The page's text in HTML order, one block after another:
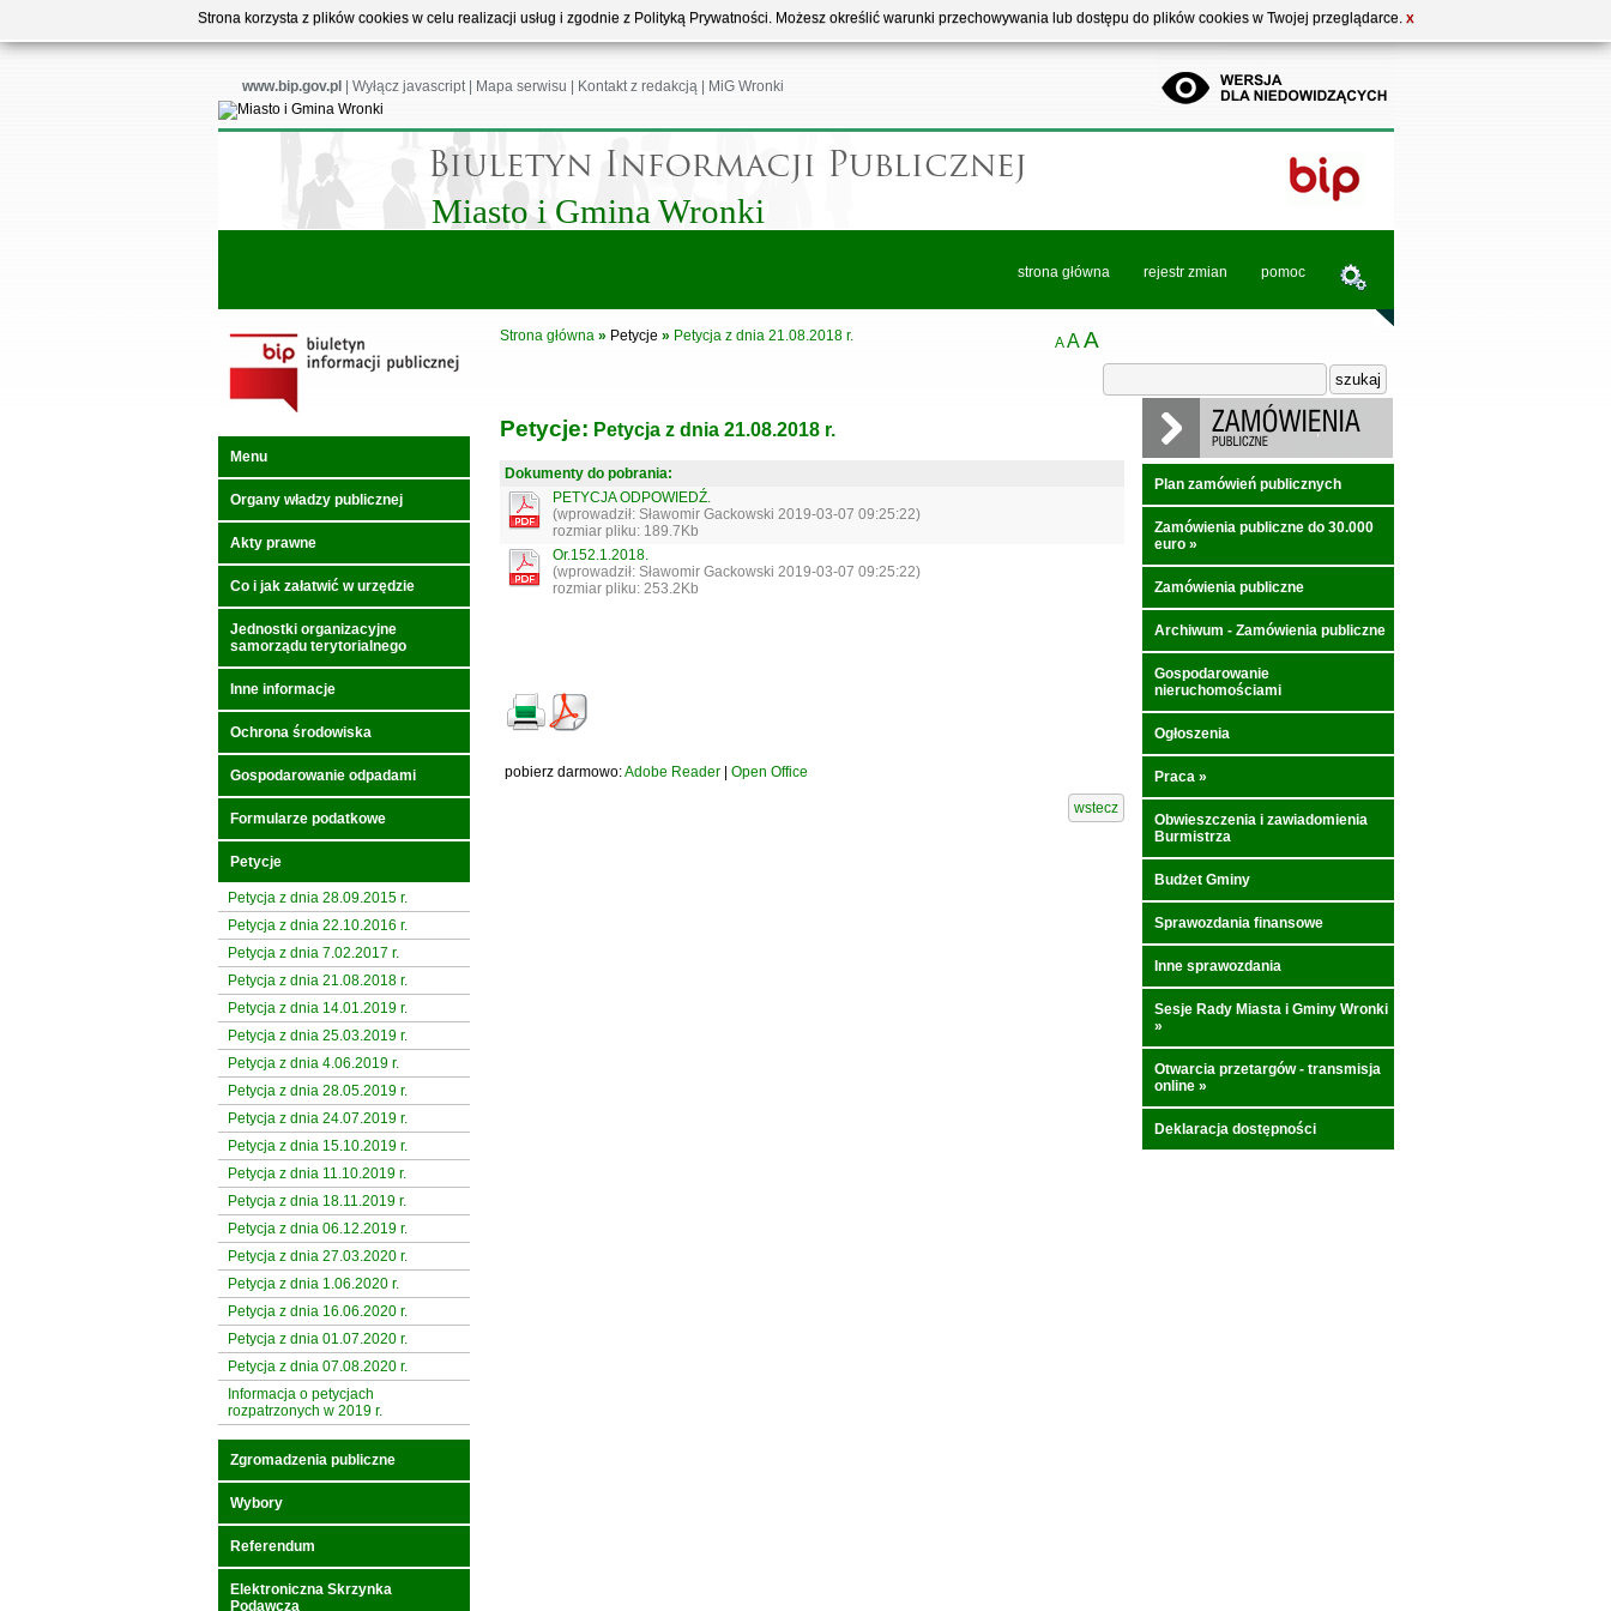
Strona korzysta z plików cookies w celu realizacji usług i zgodnie z Polityką Prywatności. Możesz określić warunki przechowywania lub dostępu do plików cookies w Twojej przeglądarce. X
www.bip.gov.pl Wyłącz javascript| Mapa serwisu Kontakt z redakcją| MiG Wronki
Miasto i Gmina Wronki
strona główna rejestr zmian pomoc
Menu
Organy władzy publicznej
Akty prawne
Co i jak załatwić w urzędzie
Jednostki organizacyjne
samorządu terytorialnego
Inne informacje
Ochrona środowiska
Gospodarowanie odpadami
Formularze podatkowe
Petycje
Petycja z dnia 28.09.2015 r.
Petycja z dnia 22.10.2016 r.
Petycja z dnia 7.02.2017 r.
Petycja z dnia 21.08.2018 r.
Petycja z dnia 14.01.2019 r.
Petycja z dnia 25.03.2019 r.
Petycja z dnia 4.06.2019 r.
Petycja z dnia 28.05.2019 r.
Petycja z dnia 24.07.2019 r.
Petycja z dnia 15.10.2019 r.
Petycja z dnia 11.10.2019 r.
Petycja z dnia 18.11.2019 r.
Petycja z dnia 06.12.2019 r.
Petycja z dnia 27.03.2020 r.
Petycja z dnia 1.06.2020 r.
Petycja z dnia 16.06.2020 r.
Petycja z dnia 01.07.2020 r.
Petycja z dnia 07.08.2020 r.
Informacja o petycjach
rozpatrzonych w 2019 r.
Zgromadzenia publiczne
Wybory
Referendum
Elektroniczna Skrzynka
Podawcza
Strona główna » Petycje » Petycja z dnia 21.08.2018 r. A A A
Petycje: Petycja z dnia 21.08.2018 r.
Dokumenty do pobrania:
PETYCJA ODPOWIEDŹ.
(wprowadził: Sławomir Gackowski 2019-03-07 09:25:22)
rozmiar pliku: 189.7Kb
Or.152.1.2018.
(wprowadził: Sławomir Gackowski 2019-03-07 09:25:22)
rozmiar pliku: 253.2Kb
pobierz darmowo:Adobe Reader| Open Office
wstecz
Plan zamówień publicznych
Zamówienia publiczne do 30.000
euro »
Zamówienia publiczne
Archiwum - Zamówienia publiczne
Gospodarowanie
nieruchomościami
Ogłoszenia
Praca »
Obwieszczenia i zawiadomienia
Burmistrza
Budżet Gminy
Sprawozdania finansowe
Inne sprawozdania
Sesje Rady Miasta i Gminy Wronki
»
Otwarcia przetargów - transmisja
online »
Deklaracja dostępności